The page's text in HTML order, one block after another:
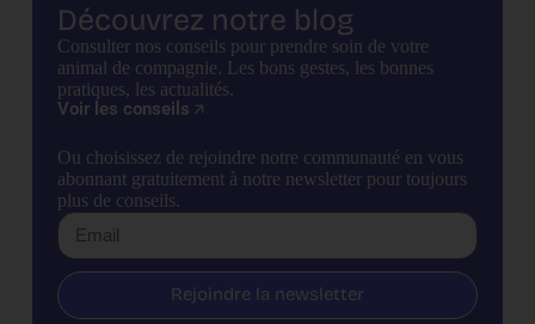
Découvrez notre blog
Consulter nos conseils pour prendre soin de votre
animal de compagnie. Les bons gestes, les bonnes
pratiques, les actualités.
Voir les conseils
Ou choisissez de rejoindre notre communauté en vous
abonnant gratuitement à notre newsletter pour toujours
plus de conseils.
Rejoindre la newsletter